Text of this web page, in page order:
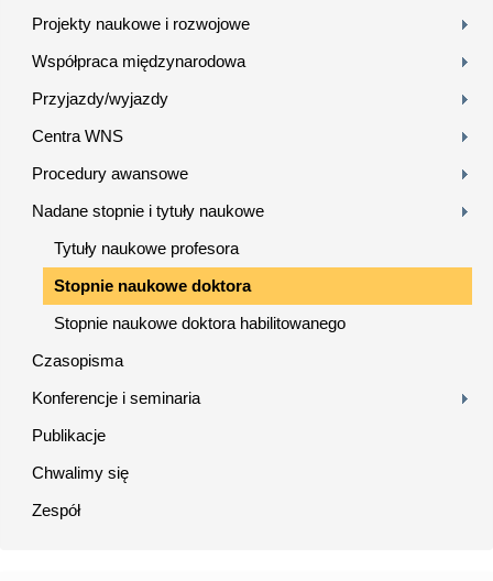
Projekty naukowe i rozwojowe
Współpraca międzynarodowa
Przyjazdy/wyjazdy
Centra WNS
Procedury awansowe
Nadane stopnie i tytuły naukowe
Tytuły naukowe profesora
Stopnie naukowe doktora
Stopnie naukowe doktora habilitowanego
Czasopisma
Konferencje i seminaria
Publikacje
Chwalimy się
Zespół